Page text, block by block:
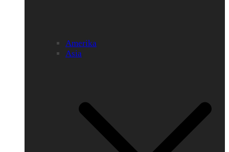
Amerika
Asia